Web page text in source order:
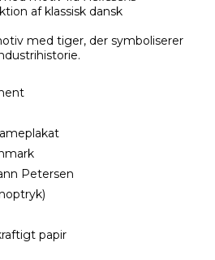
af klassisk dansk
med tiger, der symboliserer
Petersen
papir